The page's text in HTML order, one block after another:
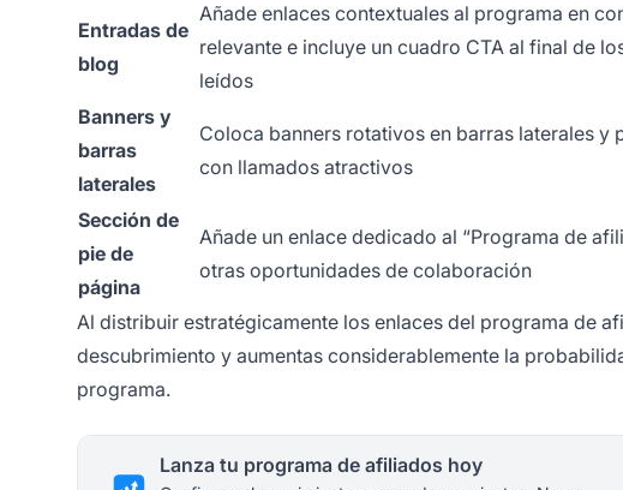
Entradas de
blog
Añade enlaces contextuales al programa en
relevante e incluye un cuadro CTA al final de
leídos
Banners y
barras
laterales
Coloca banners rotativos en barras laterales y
con llamados atractivos
Sección de
pie de
página
Añade un enlace dedicado al “Programa de
otras oportunidades de colaboración
Al distribuir estratégicamente los enlaces del programa de
descubrimiento y aumentas considerablemente la
programa.
Lanza tu programa de afiliados hoy